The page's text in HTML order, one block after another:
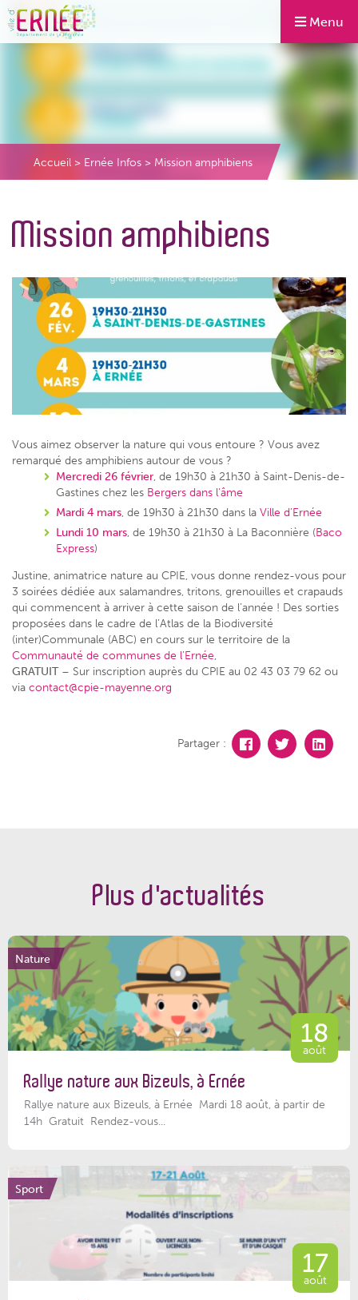
Menu
Accueil > Ernée Infos > Mission amphibiens
Mission amphibiens
Vous aimez observer la nature qui vous entoure ? Vous avez
remarqué des amphibiens autour de vous ?
Mercredi 26 février, de 19h30 à 21h30 à Saint-Denis-de-
Gastines chez les Bergers dans l’âme
Mardi 4 mars, de 19h30 à 21h30 dans la Ville d’Ernée
Lundi 10 mars, de 19h30 à 21h30 à La Baconnière (Baco
Express)
Justine, animatrice nature au CPIE, vous donne rendez-vous pour
3 soirées dédiée aux salamandres, tritons, grenouilles et crapauds
qui commencent à arriver à cette saison de l’année ! Des sorties
proposées dans le cadre de l’Atlas de la Biodiversité
(inter)Communale (ABC) en cours sur le territoire de la
Communauté de communes de l’Ernée,
GRATUIT– Sur inscription auprès du CPIE au 02 43 03 79 62 ou
via contact@cpie-mayenne.org
Partager :
Plus d'actualités
Nature
18
août
Rallye nature aux Bizeuls, à Ernée
Rallye nature aux Bizeuls, à Ernée Mardi 18 août, à partir de
14h Gratuit Rendez-vous...
Sport
17
août